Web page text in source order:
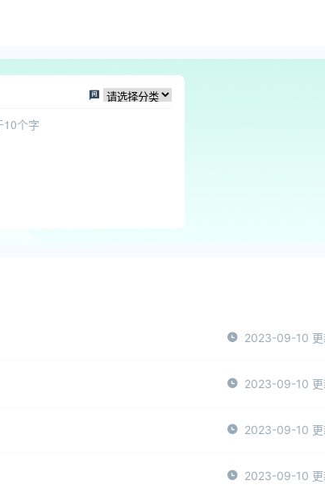
2023-09-10 更
2023-09-10 更
2023-09-10 更
2023-09-10 更